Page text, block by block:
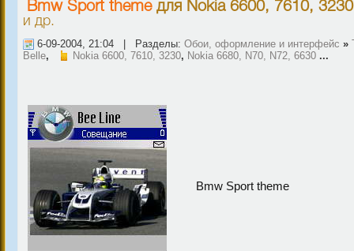
Bmw Sport themeдля Nokia 6600, 7610, 3230
и др.
6-09-2004, 21:04 | Разделы: Обои, оформление и интерфейс »
Belle, Nokia 6600, 7610, 3230, Nokia 6680, N70, N72, 6630 ...
Bmw Sport theme